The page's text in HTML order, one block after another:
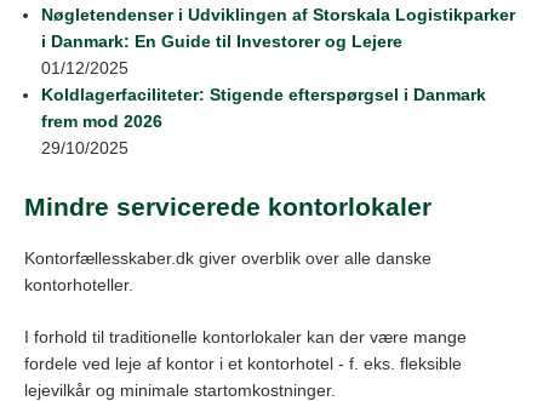
Nøgletendenser i Udviklingen af Storskala Logistikparker
i Danmark: En Guide til Investorer og Lejere
01/12/2025
Koldlagerfaciliteter: Stigende efterspørgsel i Danmark
frem mod 2026
29/10/2025
Mindre servicerede kontorlokaler
Kontorfællesskaber.dk giver overblik over alle danske
kontorhoteller.
I forhold til traditionelle kontorlokaler kan der være mange
fordele ved leje af kontor i et kontorhotel - f. eks. fleksible
lejevilkår og minimale startomkostninger.